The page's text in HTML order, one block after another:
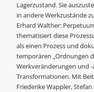
Lagerzustand. Sie
in andere Werkzustände
Erhard Walther:
thematisiert diese
als einen Prozess und
temporären „Ordnungen
Werkveränderungen und
Transformationen. Mit
Friederike Wappler,